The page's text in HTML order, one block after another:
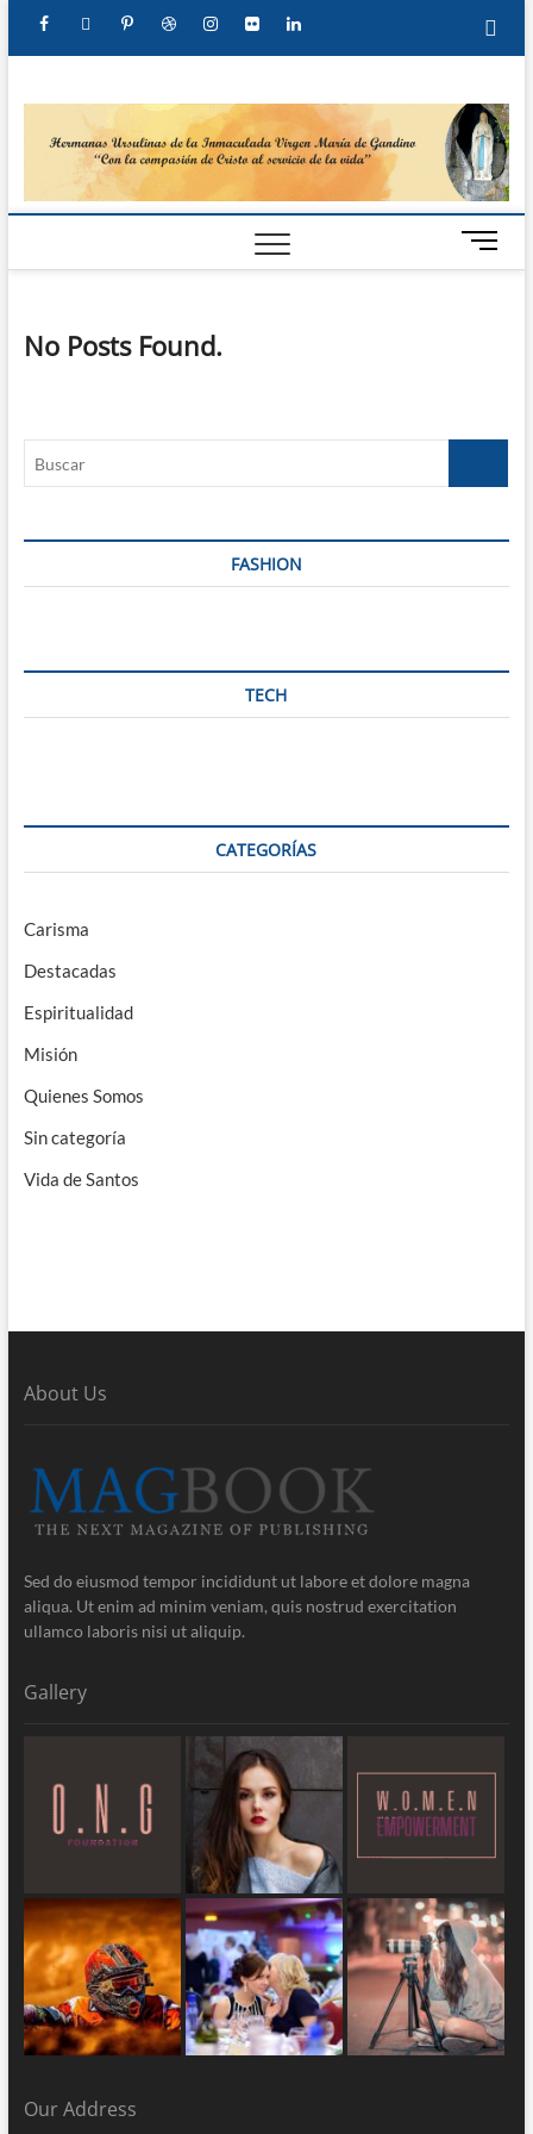
Hermanas
Ursulinas
M
e
No Posts Found.
FASHION
TECH
CATEGORÍAS
Carisma
Destacadas
Espiritualidad
Misión
Quienes Somos
Sin categoría
Vida de Santos
About Us
Sed do eiusmod tempor incididunt ut labore et dolore magna
aliqua. Ut enim ad minim veniam, quis nostrud exercitation
ullamco laboris nisi ut aliquip.
Gallery
Our Address